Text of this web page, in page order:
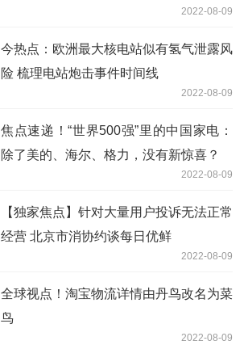
2022-08-09
今热点：欧洲最大核电站似有氢气泄露风
险 梳理电站炮击事件时间线
2022-08-09
焦点速递！“世界500强”里的中国家电：
除了美的、海尔、格力，没有新惊喜？
2022-08-09
【独家焦点】针对大量用户投诉无法正常
经营 北京市消协约谈每日优鲜
2022-08-09
全球视点！淘宝物流详情由丹鸟改名为菜
鸟
2022-08-09